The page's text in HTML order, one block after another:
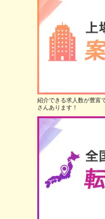
紹介できる求人数が豊富
さんあります！